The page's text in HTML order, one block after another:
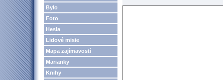
Bylo
Foto
Hesla
Lidové misie
Mapa zajímavostí
Marianky
Knihy